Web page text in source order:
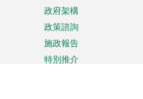
政府架構
政策諮詢
施政報告
特別推介